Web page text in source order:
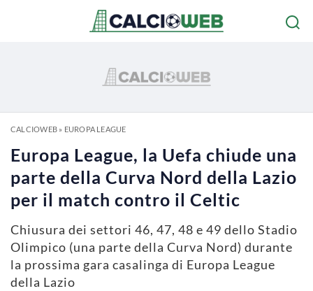
CALCIOWEB» EUROPA LEAGUE
Europa League, la Uefa chiude una
parte della Curva Nord della Lazio
per il match contro il Celtic
Chiusura dei settori 46, 47, 48 e 49 dello Stadio
Olimpico (una parte della Curva Nord) durante
la prossima gara casalinga di Europa League
della Lazio